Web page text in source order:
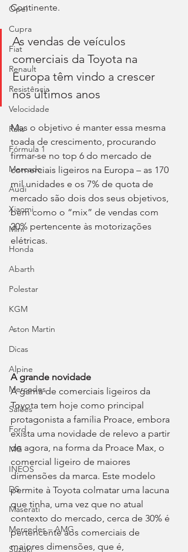
Opel
Cupra
Fiat
Renault
Resistência
Velocidade
Ralis
Fórmula 1
Mercado
Audi
Xiaomi
Mini
Honda
Abarth
Polestar
KGM
Aston Martin
Dicas
Alpine
Mercedes
Salões
Ford
MG
INEOS
DS
Maserati
Mercedes – AMG
Suzuki
Continente.
As vendas de veículos
comerciais da Toyota na
Europa têm vindo a crescer
nos últimos anos
Mas o objetivo é manter essa mesma
toada de crescimento, procurando
firmar-se no top 6 do mercado de
comerciais ligeiros na Europa – as 170
mil unidades e os 7% de quota de
mercado são dois dos seus objetivos,
bem como o “mix” de vendas com
20% pertencente às motorizações
elétricas.
A grande novidade
A gama de comerciais ligeiros da
Toyota tem hoje como principal
protagonista a família Proace, embora
exista uma novidade de relevo a partir
de agora, na forma da Proace Max, o
comercial ligeiro de maiores
dimensões da marca. Este modelo
permite à Toyota colmatar uma lacuna
que tinha, uma vez que no atual
contexto do mercado, cerca de 30% é
pertencente aos comerciais de
maiores dimensões, que é,